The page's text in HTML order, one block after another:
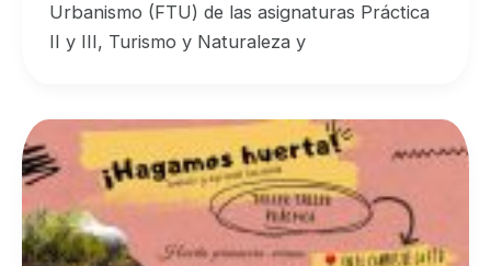
Urbanismo (FTU) de las asignaturas Práctica
II y III, Turismo y Naturaleza y